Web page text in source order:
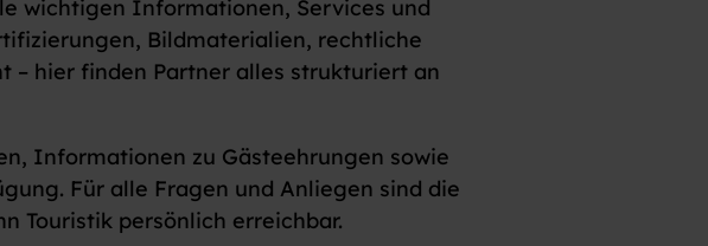
wichtigen Informationen, Services und
Bildmaterialien, rechtliche
– hier finden Partner alles strukturiert an
Informationen zu Gästeehrungen sowie
Für alle Fragen und Anliegen sind die
Touristik persönlich erreichbar.